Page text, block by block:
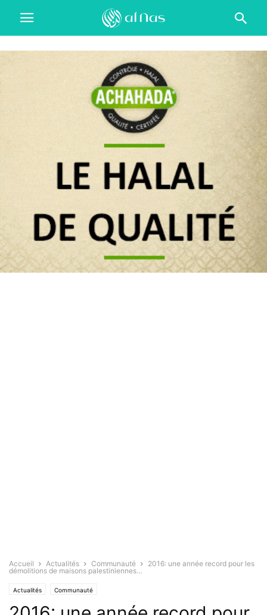
Accueil Actualités Communauté
2016: une année record pour les
démolitions de maisons palestiniennes…
Actualités Communauté